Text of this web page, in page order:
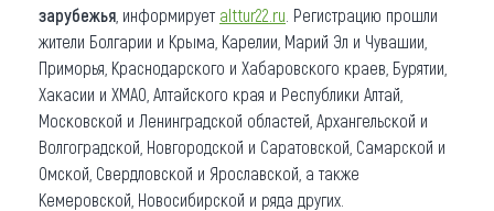
зарубежья , информирует alttur22.ru . Регистрацию прошли
жители Болгарии и Крыма, Карелии, Марий Эл и Чувашии,
Приморья, Краснодарского и Хабаровского краев, Бурятии,
Хакасии и ХМАО, Алтайского края и Республики Алтай,
Московской и Ленинградской областей, Архангельской и
Волгоградской, Новгородской и Саратовской, Самарской и
Омской, Свердловской и Ярославской, а также
Кемеровской, Новосибирской и ряда других.